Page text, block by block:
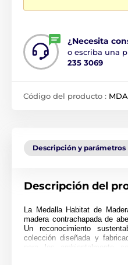
¿Necesita
o escriba una
235 3069
Código del producto :
Descripción y parámetros
Descripción del
La Medalla Habitat de
madera contrachapada de
Un reconocimiento
colección diseñada y
para los ambientalmente